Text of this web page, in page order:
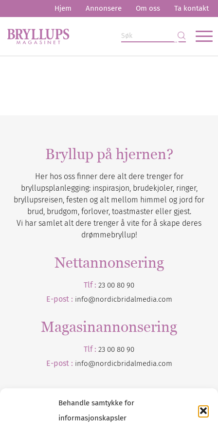
Behandle samtykke for
informasjonskapsler
Hjem Annonsere Om oss Ta kontakt
Bryllup på hjernen?
Her hos oss finner dere alt dere trenger for
bryllupsplanlegging: inspirasjon, brudekjoler, ringer,
bryllupsreisen, festen og alt mellom himmel og jord for
brud, brudgom, forlover, toastmaster eller gjest.
Vi har samlet alt dere trenger å vite for å skape deres
drømmebryllup!
Nettannonsering
Tlf : 23 00 80 90
E-post : info@nordicbridalmedia.com
Magasinannonsering
Tlf : 23 00 80 90
E-post : info@nordicbridalmedia.com